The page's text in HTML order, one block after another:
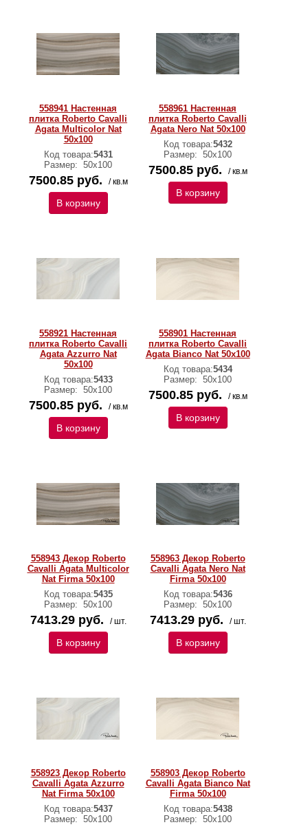
558941 Настенная
плитка Roberto Cavalli
Agata Multicolor Nat
50x100
Код товара:5431
Размер: 50х100
7500.85 руб. / кв.м
В корзину
558961 Настенная
плитка Roberto Cavalli
Agata Nero Nat 50x100
Код товара:5432
Размер: 50х100
7500.85 руб. / кв.м
В корзину
558921 Настенная
плитка Roberto Cavalli
Agata Azzurro Nat
50x100
Код товара:5433
Размер: 50х100
7500.85 руб. / кв.м
В корзину
558901 Настенная
плитка Roberto Cavalli
Agata Bianco Nat 50x100
Код товара:5434
Размер: 50х100
7500.85 руб. / кв.м
В корзину
558943 Декор Roberto
Cavalli Agata Multicolor
Nat Firma 50x100
Код товара:5435
Размер: 50х100
7413.29 руб. / шт.
В корзину
558963 Декор Roberto
Cavalli Agata Nero Nat
Firma 50x100
Код товара:5436
Размер: 50х100
7413.29 руб. / шт.
В корзину
558923 Декор Roberto
Cavalli Agata Azzurro
Nat Firma 50x100
Код товара:5437
Размер: 50х100
558903 Декор Roberto
Cavalli Agata Bianco Nat
Firma 50x100
Код товара:5438
Размер: 50х100